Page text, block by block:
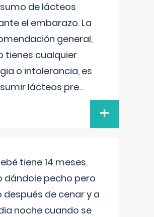
de lácteos
el embarazo. La
general,
tienes cualquier
o intolerancia, es
lácteos pre...
+
tiene 14 meses.
dándole pecho pero
después de cenar y a
noche cuando se